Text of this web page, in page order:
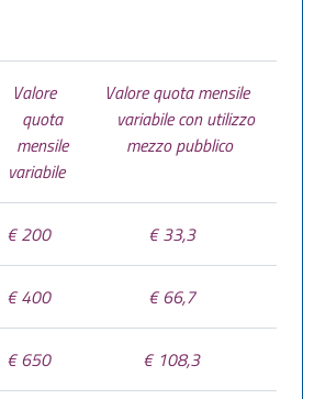
Valore
quota
mensile
variabile
Valore quota mensile
variabile con utilizzo
mezzo pubblico
€ 200 € 33,3
€ 400 € 66,7
€ 650 € 108,3